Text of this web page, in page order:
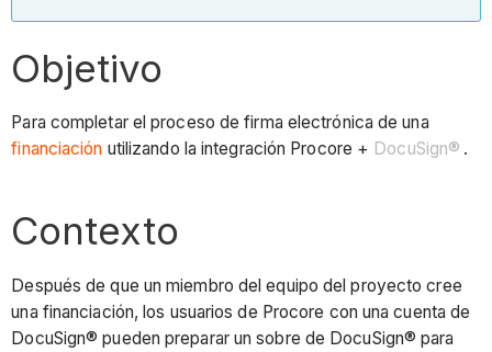
Objetivo
Para completar el proceso de firma electrónica de una
financiación utilizando la integración Procore + DocuSign® .
Contexto
Después de que un miembro del equipo del proyecto cree
una financiación, los usuarios de Procore con una cuenta de
DocuSign® pueden preparar un sobre de DocuSign® para